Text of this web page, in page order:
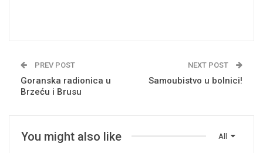
PREV POST
Goranska radionica u
Brzeću i Brusu
NEXT POST
Samoubistvo u bolnici!
All
You might also like